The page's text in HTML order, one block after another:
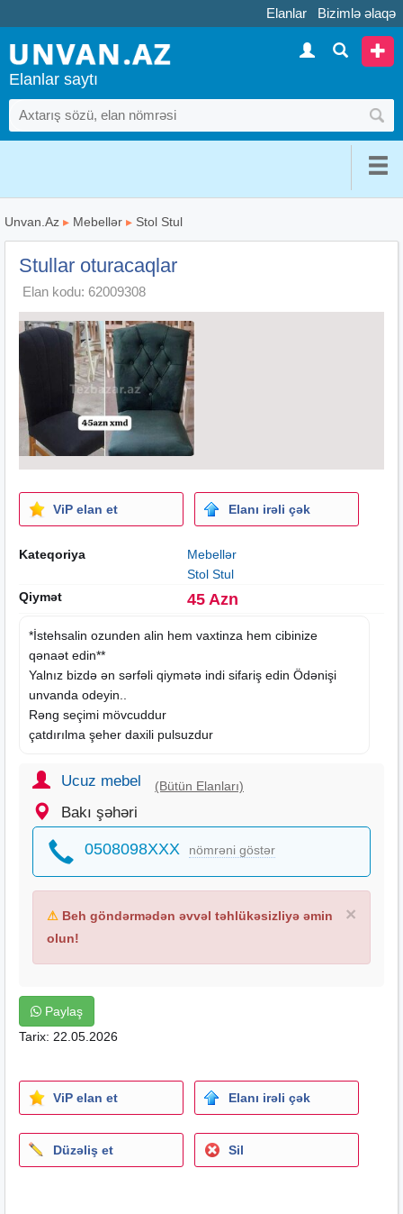
Elanlar Bizimlə əlaqə
Elanlar saytı
Unvan.Az ▸ Mebellər ▸ Stol Stul
Stullar oturacaqlar
Elan kodu: 62009308
ViP elan et Elanı irəli çək
Kateqoriya
Mebellər
Stol Stul
Qiymət
45 Azn
*İstehsalin ozunden alin hem vaxtinza hem cibinize
qənaət edin**
Yalnız bizdə ən sərfəli qiymətə indi sifariş edin Ödənişi
unvanda odeyin..
Rəng seçimi mövcuddur
çatdırılma şeher daxili pulsuzdur
Ucuz mebel (Bütün Elanları)
Bakı şəhəri
0508098XXX nömrəni göstər
×
⚠ Beh göndərmədən əvvəl təhlükəsizliyə əmin
olun!
Paylaş
Tarix: 22.05.2026
ViP elan et Elanı irəli çək
Düzəliş et Sil